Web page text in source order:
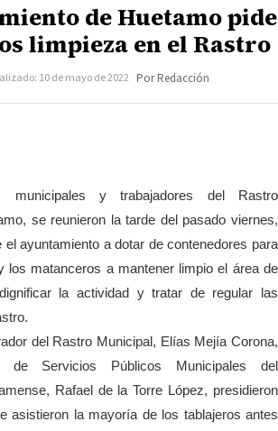
de Huetamo pide
limpieza en el Rastro
10 de mayo de 2022 Por Redacción
municipales y trabajadores del Rastro
se reunieron la tarde del pasado viernes,
el ayuntamiento a dotar de contenedores para
los matanceros a mantener limpio el área de
la actividad y tratar de regular las
del Rastro Municipal, Elías Mejía Corona,
Servicios Públicos Municipales del
Rafael de la Torre López, presidieron
asistieron la mayoría de los tablajeros antes